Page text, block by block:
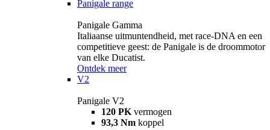
Panigale range
Panigale Gamma
Italiaanse uitmuntendheid, met race-DNA en een
competitieve geest: de Panigale is de droommotor
van elke Ducatist.
Ontdek meer
V2
Panigale V2
120 PK vermogen
93,3 Nm koppel